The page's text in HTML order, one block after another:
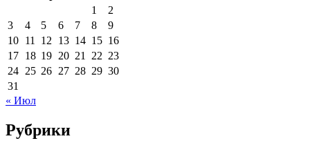
1
2
3
4 5 6 7 8
9
10 11 12 13 14 15 16
17 18 19 20 21 22 23
24 25 26 27 28 29 30
31
« Июл
Рубрики